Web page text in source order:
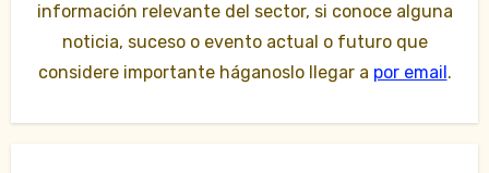
información relevante del sector, si conoce alguna
noticia, suceso o evento actual o futuro que
considere importante háganoslo llegar a por email .